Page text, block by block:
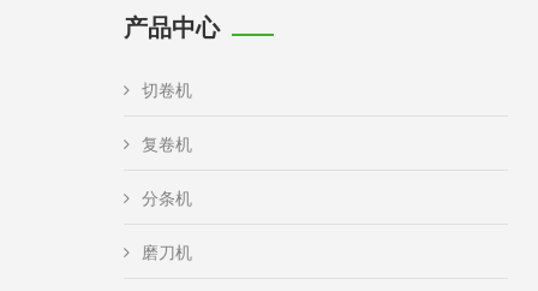
产品中心
切卷机
复卷机
分条机
磨刀机